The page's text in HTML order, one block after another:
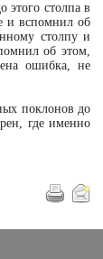
этого столпа в
и вспомнил об
столпу и
об этом,
ошибка, не
поклонов до
где именно